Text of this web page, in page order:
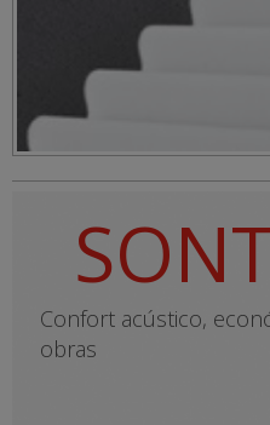
Confort acústico,
obras